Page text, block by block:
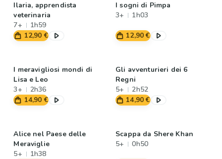
Ilaria, apprendista
veterinaria
7+
1h59
12,90 €
I sogni di Pimpa
3+
1h03
12,90 €
I meravigliosi mondi di
Lisa e Leo
3+
2h36
14,90 €
Gli avventurieri dei 6
Regni
5+
2h52
14,90 €
Alice nel Paese delle
Meraviglie
5+
1h38
Scappa da Shere Khan
5+
0h50